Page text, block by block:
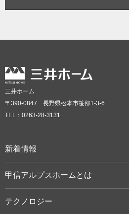
三井ホーム
〒390-0847 長野県松本市笹部1-3-6
TEL：0263-28-3131
新着情報
甲信アルプスホームとは
テクノロジー